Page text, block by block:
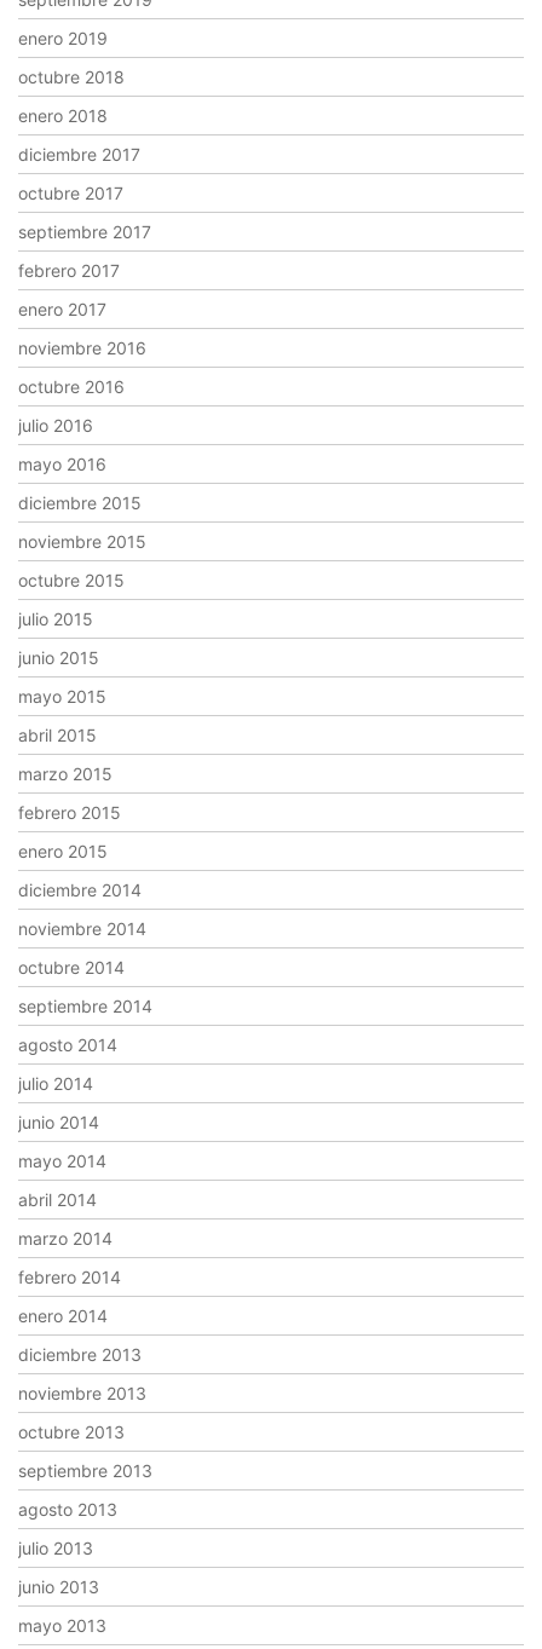
enero 2019
octubre 2018
enero 2018
diciembre 2017
octubre 2017
septiembre 2017
febrero 2017
enero 2017
noviembre 2016
octubre 2016
julio 2016
mayo 2016
diciembre 2015
noviembre 2015
octubre 2015
julio 2015
junio 2015
mayo 2015
abril 2015
marzo 2015
febrero 2015
enero 2015
diciembre 2014
noviembre 2014
octubre 2014
septiembre 2014
agosto 2014
julio 2014
junio 2014
mayo 2014
abril 2014
marzo 2014
febrero 2014
enero 2014
diciembre 2013
noviembre 2013
octubre 2013
septiembre 2013
agosto 2013
julio 2013
junio 2013
mayo 2013